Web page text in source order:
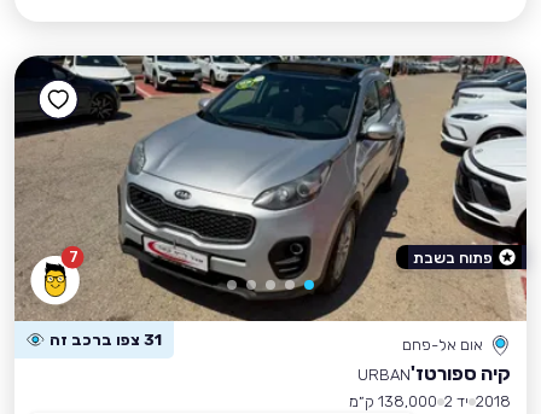
7
אום אל-פחם 31 צפו ברכב זה
קיה ספורטז'URBAN
2018 יד 2
138,000 ק״מ
פתוח בשבת